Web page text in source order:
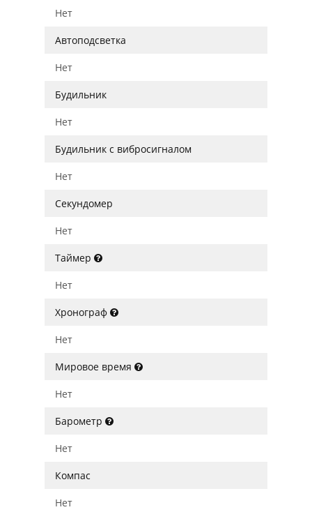
Нет
Автоподсветка
Нет
Будильник
Нет
Будильник с вибросигналом
Нет
Секундомер
Нет
Таймер
Нет
Хронограф
Нет
Мировое время
Нет
Барометр
Нет
Компас
Нет